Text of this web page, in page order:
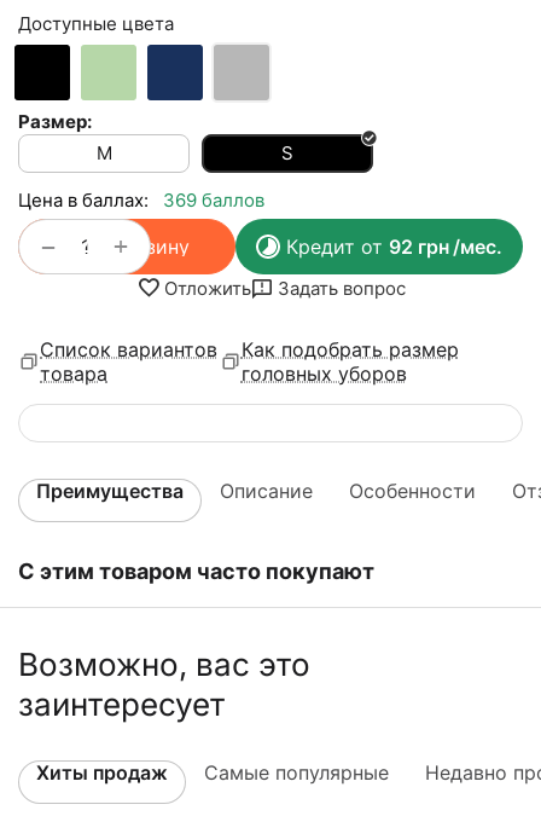
Доступные цвета
Размер:
M
S
Цена в баллах: 369 баллов
+
− В корзину Кредит от 92 грн/мес.
Отложить Задать вопрос
Список вариантов
товара
Как подобрать размер
головных уборов
Преимущества Описание Особенности
С этим товаром часто покупают
Возможно, вас это
заинтересует
Хиты продаж Самые популярные Недавно